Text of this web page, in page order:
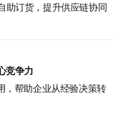
助订货，提升供应链协同
竞争力
，帮助企业从经验决策转